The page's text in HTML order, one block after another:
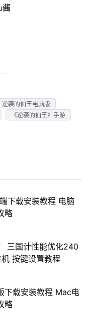
酱
逆袭的仙王电脑版
《逆袭的仙王》手游
下载安装教程 电脑
略
三国计性能优化240
按键设置教程
下载安装教程 Mac电
略